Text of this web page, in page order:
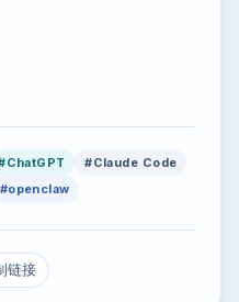
#Claude Code
#openclaw
链接